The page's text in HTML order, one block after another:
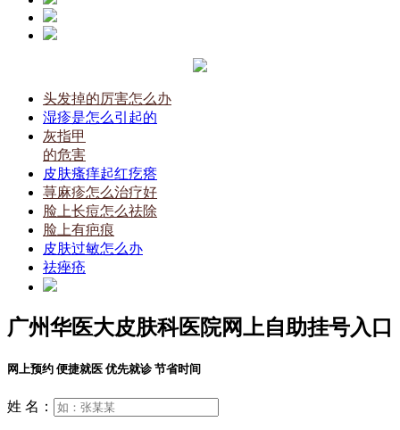
头发掉的厉害怎么办
湿疹是怎么引起的
灰指甲
的危害
皮肤瘙痒起红疙瘩
荨麻疹怎么治疗好
脸上长痘怎么祛除
脸上有疤痕
皮肤过敏怎么办
祛痤疮
广州华医大皮肤科医院网上自助挂号入口
网上预约 便捷就医 优先就诊 节省时间
姓 名：